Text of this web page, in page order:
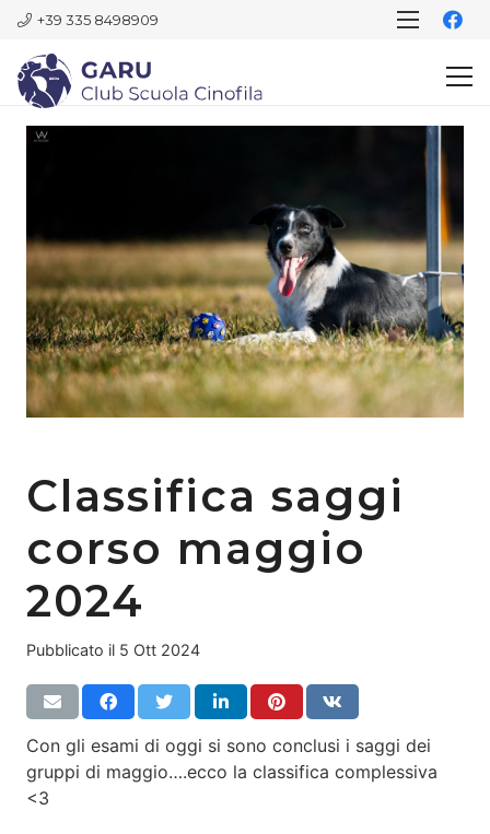
+39 335 8498909
Classifica saggi
corso maggio
2024
Pubblicato il 5 Ott 2024
Con gli esami di oggi si sono conclusi i saggi dei
gruppi di maggio….ecco la classifica complessiva
<3